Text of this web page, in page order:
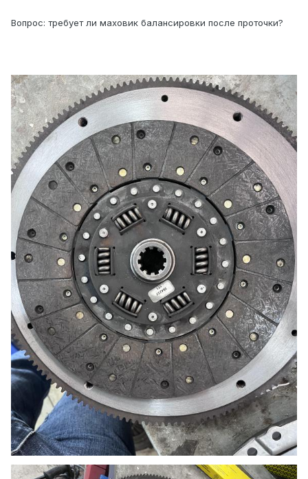
Вопрос: требует ли маховик балансировки после проточки?